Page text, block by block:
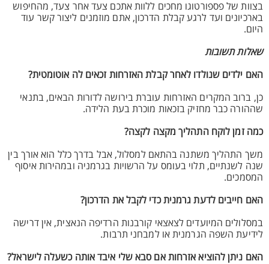
בצוות של פספורטוגו מחכים ללוות אתכם צעד אחר צעד, מהחיפוש
בארכיונים ועד לרגע קבלת הדרכון, אתם מוזמנים ליצור קשר עוד
היום.
שאלות תשובות
האם ילדים שנולדו לאחר קבלת האזרחות זכאים לה אוטומטית?
כן, ברוב המקרים האזרחות עוברת בירושה לדורות הבאים, בתנאי
שההורה כבר מחזיק בזכאות מוכרת בעת הלידה.
כמה זמן לוקח התהליך מקצה לקצה?
משך התהליך משתנה בהתאם למסלול, אבל בדרך כלל הוא אורך בין
שנה לשנתיים, תלוי בעומס על הרשויות בגרמניה ובמהירות איסוף
המסמכים.
האם חייבים לדעת גרמנית כדי לקבל את הדרכון?
במסלולים המיועדים לצאצאי קורבנות הרדיפה הנאצית, אין דרישה
לידיעת השפה הגרמנית או למבחני תרבות.
האם ניתן להוציא אזרחות אם סבא שלי איבד אותה כשעלה לישראל?